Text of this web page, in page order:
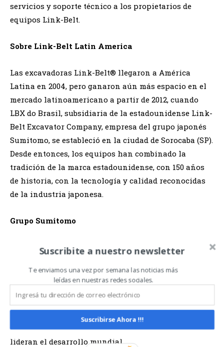
servicios y soporte técnico a los propietarios de
equipos Link-Belt.
Sobre Link-Belt Latin America
Las excavadoras Link-Belt® llegaron a América
Latina en 2004, pero ganaron aún más espacio en el
mercado latinoamericano a partir de 2012, cuando
LBX do Brasil, subsidiaria de la estadounidense Link-
Belt Excavator Company, empresa del grupo japonés
Sumitomo, se estableció en la ciudad de Sorocaba (SP).
Desde entonces, los equipos han combinado la
tradición de la marca estadounidense, con 150 años
de historia, con la tecnología y calidad reconocidas
de la industria japonesa.
Grupo Sumitomo
Sumitomo Corporation es una empresa japonesa líder
más de 60 países, 886 compañías y más de 70 mil
colaboradores. La Corporación Sumitomo forma parte
desde hace 28 años de la lista Fortune Global 500,
publicación anual estadounidense de la Revista
Fortune, como una de las empresas globales que
lideran el desarrollo mundial.
Suscribite a nuestro newsletter
Te enviamos una vez por semana las noticias más
leídas en nuestras redes sociales.
Suscribirse Ahora !!!